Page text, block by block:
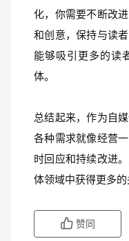
化，你需要不断改
和创意，保持与读
能够吸引更多的读
体。
总结起来，作为自
各种需求就像经营
时回应和持续改进
体领域中获得更多的
赞同